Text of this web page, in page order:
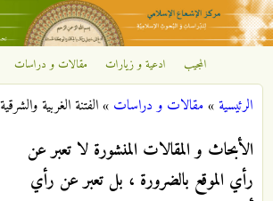
تجاوز إلى المحتوى الرئيسي
مركز
الإشعاع
الإسلامي
المجيب ادعية و زيارات مقالات و دراسات
أنت هنا
الرئيسية»مقالات و دراسات »الفتنة الغربية
الأبحاث و المقالات المنشورة لا تعبر عن
رأي الموقع بالضرورة ، بل تعبر عن رأي